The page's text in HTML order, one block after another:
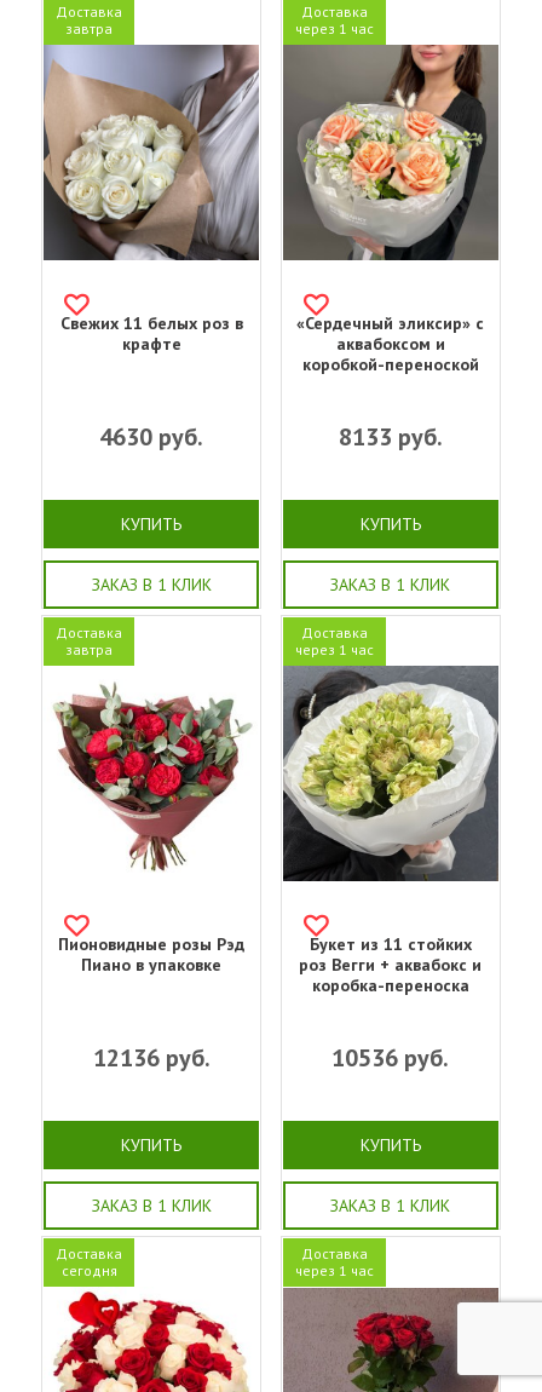
Доставка
завтра
Свежих 11 белых роз в
крафте
4630 руб.
КУПИТЬ
ЗАКАЗ В 1 КЛИК
Доставка
через 1 час
«Сердечный эликсир» с
аквабоксом и
коробкой-переноской
8133 руб.
КУПИТЬ
ЗАКАЗ В 1 КЛИК
Доставка
завтра
Пионовидные розы Рэд
Пиано в упаковке
12136руб.
КУПИТЬ
ЗАКАЗ В 1 КЛИК
Доставка
через 1 час
Букет из 11 стойких
роз Вегги + аквабокс и
коробка-переноска
10536 руб.
КУПИТЬ
ЗАКАЗ В 1 КЛИК
Доставка
сегодня
Доставка
через 1 час